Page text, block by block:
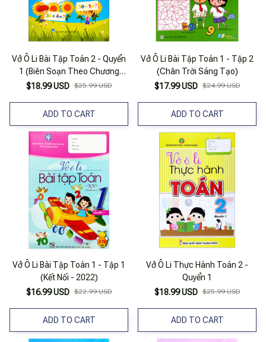
Vở Ô Li Bài Tập Toán 2 - Quyển
1 (Biên Soạn Theo Chương
Trinh Mới)
$18.99 USD $25.99 USD
ADD TO CART
Vở Ô Li Bài Tập Toán 1 - Tập 2
(Chân Trời Sáng Tạo)
$17.99 USD $24.99 USD
ADD TO CART
Vở Ô Li Bài Tập Toán 1 - Tập 1
(Kết Nối - 2022)
$16.99 USD $22.99 USD
ADD TO CART
Vở Ô Li Thực Hành Toán 2 -
Quyển 1
$18.99 USD $25.99 USD
ADD TO CART